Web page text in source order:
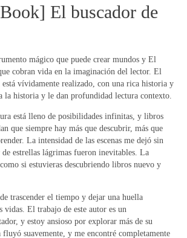
El buscador de
mágico que puede crear mundos y El
cobran vida en la imaginación del lector. El
vívidamente realizado, con una rica historia y
la historia y le dan profundidad lectura contexto.
está lleno de posibilidades infinitas, y libros
que siempre hay más que descubrir, más que
La intensidad de las escenas me dejó sin
estrellas lágrimas fueron inevitables. La
si estuvieras descubriendo libros nuevo y
trascender el tiempo y dejar una huella
vidas. El trabajo de este autor es un
y estoy ansioso por explorar más de su
suavemente, y me encontré completamente